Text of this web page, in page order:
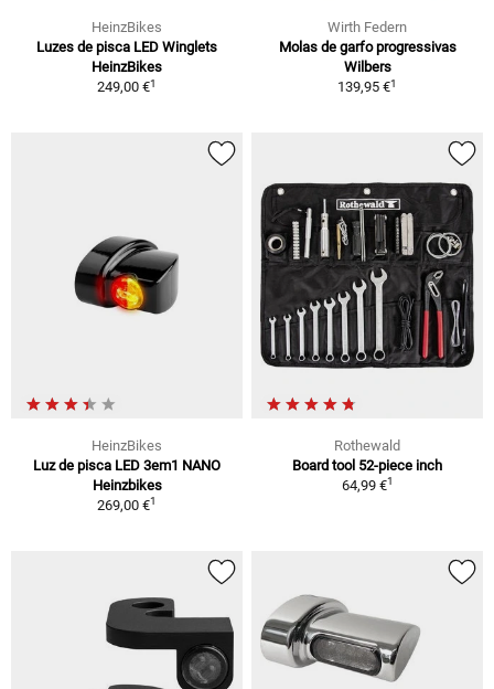
HeinzBikes
Luzes de pisca LED Winglets
HeinzBikes
249,00 €1
Wirth Federn
Molas de garfo progressivas
Wilbers
139,95 €1
HeinzBikes
Luz de pisca LED 3em1 NANO
Heinzbikes
269,00 €1
Rothewald
Board tool 52-piece inch
64,99 €1